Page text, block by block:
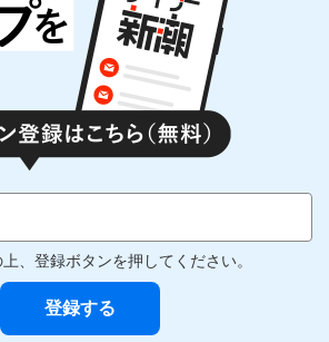
、登録ボタンを押してください。